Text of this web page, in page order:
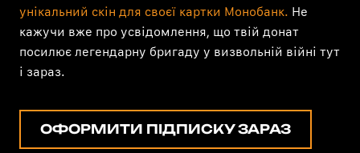
унікальний скін для своєї картки Монобанк. Не
кажучи вже про усвідомлення, що твій донат
посилює легендарну бригаду у визвольній війні тут
і зараз.
ОФОРМИТИ ПІДПИСКУ ЗАРАЗ